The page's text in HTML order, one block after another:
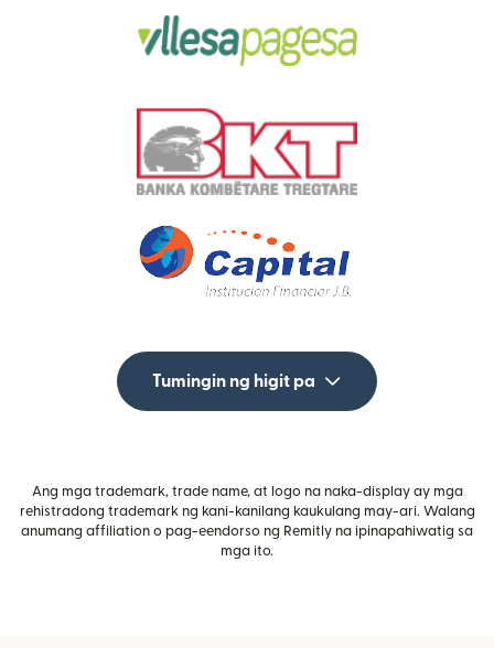
Tumingin ng higit pa
Ang mga trademark, trade name, at logo na naka-display ay mga
rehistradong trademark ng kani-kanilang kaukulang may-ari. Walang
anumang affiliation o pag-eendorso ng Remitly na ipinapahiwatig sa
mga ito.